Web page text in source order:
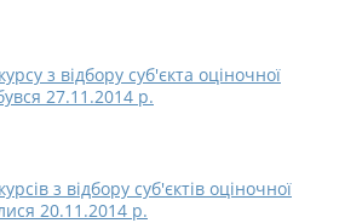
з відбору суб'єкта оціночної
27.11.2014 р.
з відбору суб'єктів оціночної
20.11.2014 р.